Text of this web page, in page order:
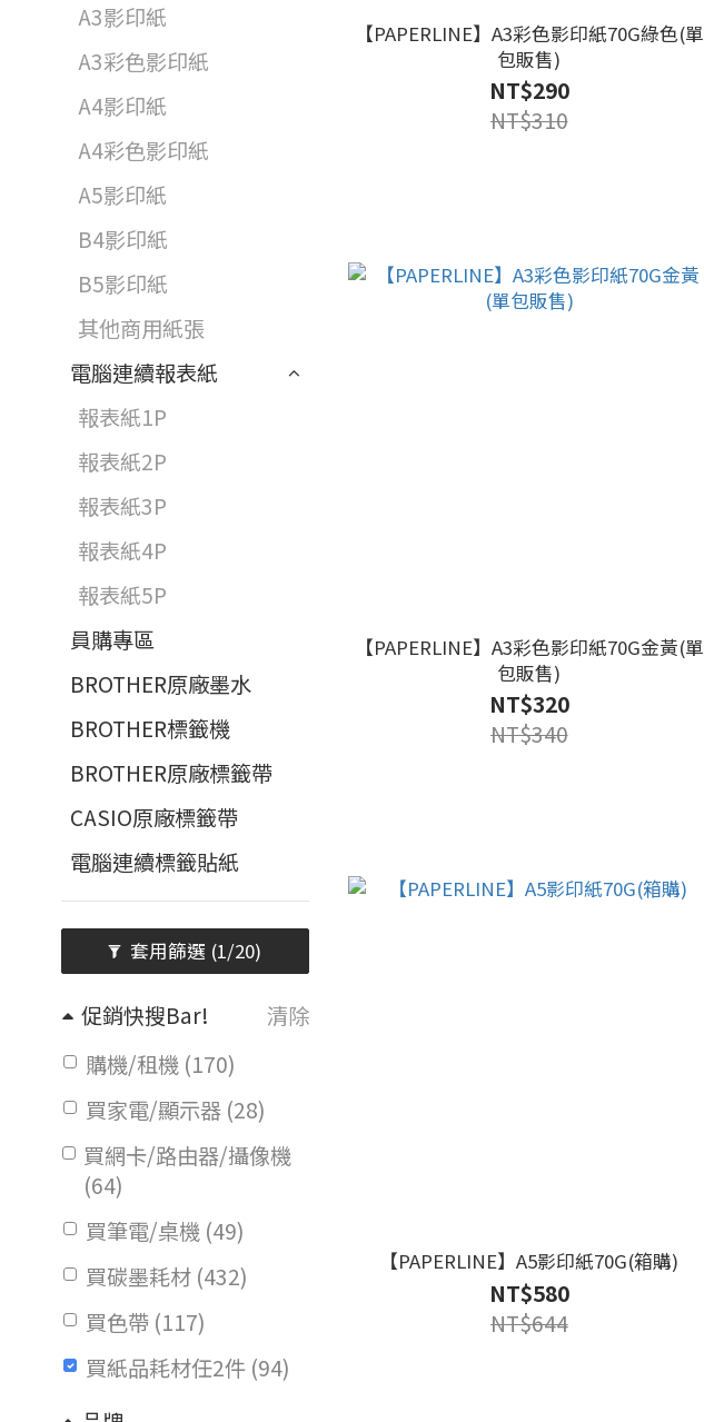
A3影印紙
A3彩色影印紙
A4影印紙
A4彩色影印紙
A5影印紙
B4影印紙
B5影印紙
其他商用紙張
電腦連續報表紙
報表紙1P
報表紙2P
報表紙3P
報表紙4P
報表紙5P
員購專區
BROTHER原廠墨水
BROTHER標籤機
BROTHER原廠標籤帶
CASIO原廠標籤帶
電腦連續標籤貼紙
套用篩選 (1/20)
促銷快搜Bar!
清除
購機/租機 (170)
買家電/顯示器 (28)
買網卡/路由器/攝像機
(64)
買筆電/桌機 (49)
買碳墨耗材 (432)
買色帶 (117)
買紙品耗材任2件 (94)
【PAPERLINE】A3彩色影印紙70G綠色(單
包販售)
NT$290
NT$310
【PAPERLINE】A3彩色影印紙70G金黃(單
包販售)
NT$320
NT$340
【PAPERLINE】A5影印紙70G(箱購)
NT$580
NT$644